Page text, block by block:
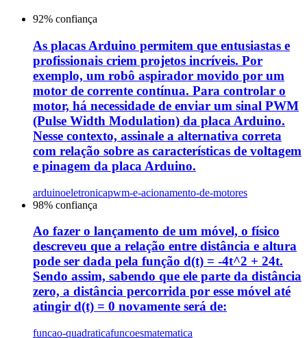
92% confiança
As placas Arduino permitem que entusiastas e
profissionais criem projetos incríveis. Por
exemplo, um robô aspirador movido por um
motor de corrente contínua. Para controlar o
motor, há necessidade de enviar um sinal PWM
(Pulse Width Modulation) da placa Arduino.
Nesse contexto, assinale a alternativa correta
com relação sobre as características de voltagem
e pinagem da placa Arduino.
arduinoeletronicapwm-e-acionamento-de-motores
98% confiança
Ao fazer o lançamento de um móvel, o físico
descreveu que a relação entre distância e altura
pode ser dada pela função d(t) = -4t^2 + 24t.
Sendo assim, sabendo que ele parte da distância
zero, a distância percorrida por esse móvel até
atingir d(t) = 0 novamente será de:
funcao-quadraticafuncoesmatematica